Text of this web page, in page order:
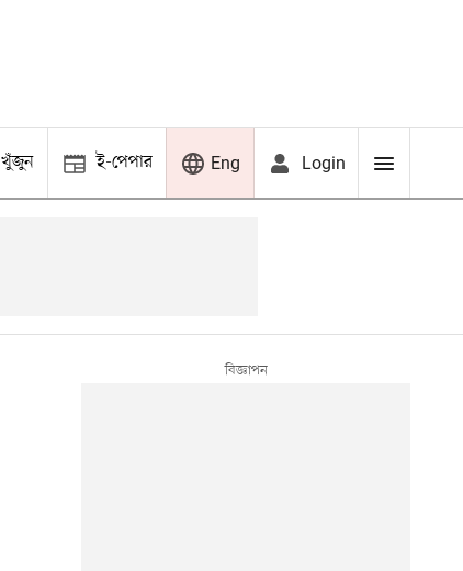
খুঁজুন ই-পেপার Eng Login